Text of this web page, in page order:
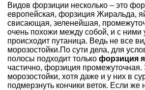
Видов форзиции несколько – это
европейская, форзиция Жиральда,
свисающая, зеленейшая,
очень похожи между собой, и с ними
происходит путаница. Ведь не все
морозостойки.По сути дела, для
полосы подходит только форзиция
частично, форзиция
морозостойки, хотя даже и у них в
подмерзнуть кончики веток. Если же